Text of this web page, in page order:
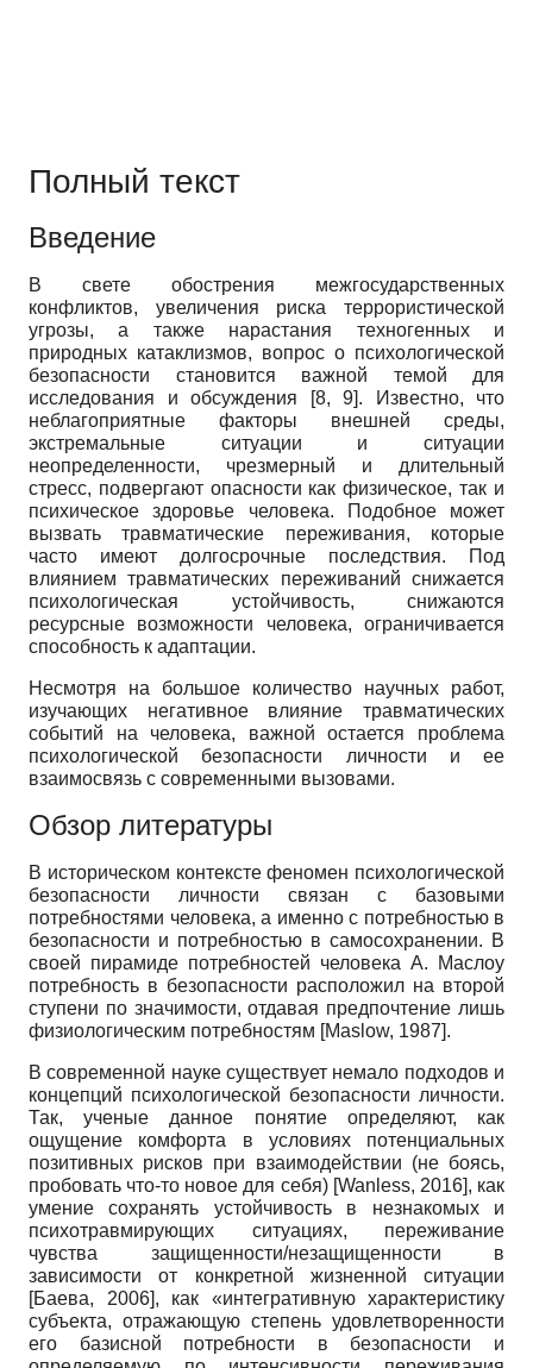
Полный текст
Введение
В свете обострения межгосударственных
конфликтов, увеличения риска террористической
угрозы, а также нарастания техногенных и
природных катаклизмов, вопрос о психологической
безопасности становится важной темой для
исследования и обсуждения [8, 9]. Известно, что
неблагоприятные факторы внешней среды,
экстремальные ситуации и ситуации
неопределенности, чрезмерный и длительный
стресс, подвергают опасности как физическое, так и
психическое здоровье человека. Подобное может
вызвать травматические переживания, которые
часто имеют долгосрочные последствия. Под
влиянием травматических переживаний снижается
психологическая устойчивость, снижаются
ресурсные возможности человека, ограничивается
способность к адаптации.
Несмотря на большое количество научных работ,
изучающих негативное влияние травматических
событий на человека, важной остается проблема
психологической безопасности личности и ее
взаимосвязь с современными вызовами.
Обзор литературы
В историческом контексте феномен психологической
безопасности личности связан с базовыми
потребностями человека, а именно с потребностью в
безопасности и потребностью в самосохранении. В
своей пирамиде потребностей человека А. Маслоу
потребность в безопасности расположил на второй
ступени по значимости, отдавая предпочтение лишь
физиологическим потребностям [Maslow, 1987].
В современной науке существует немало подходов и
концепций психологической безопасности личности.
Так, ученые данное понятие определяют, как
ощущение комфорта в условиях потенциальных
позитивных рисков при взаимодействии (не боясь,
пробовать что-то новое для себя) [Wanless, 2016], как
умение сохранять устойчивость в незнакомых и
психотравмирующих ситуациях, переживание
чувства защищенности/незащищенности в
зависимости от конкретной жизненной ситуации
[Баева, 2006], как «интегративную характеристику
субъекта, отражающую степень удовлетворенности
его базисной потребности в безопасности и